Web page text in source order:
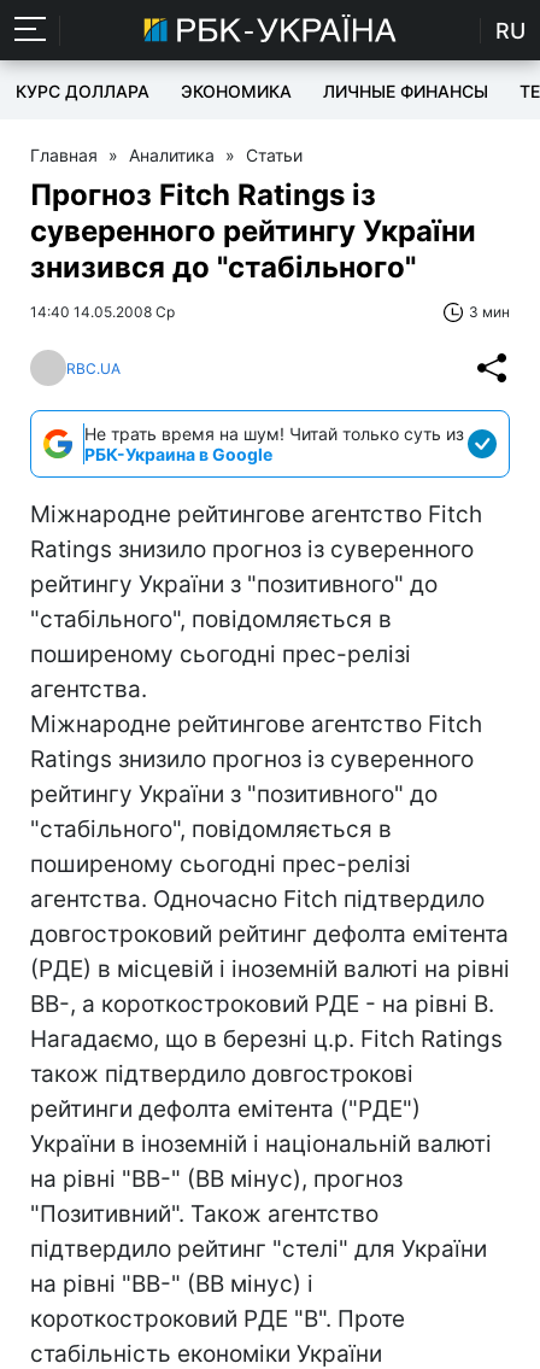
RU
КУРС ДОЛЛАРА ЭКОНОМИКА ЛИЧНЫЕ ФИНАНСЫ
Главная » Аналитика » Статьи
Прогноз Fitch Ratings із
суверенного рейтингу України
знизився до "стабільного"
14:40 14.05.2008 Ср 3 мин
RBC.UA
Не трать время на шум! Читай только суть из
РБК-Украина в Google
Міжнародне рейтингове агентство Fitch
Ratings знизило прогноз із суверенного
рейтингу України з "позитивного" до
"стабільного", повідомляється в
поширеному сьогодні прес-релізі
агентства.
Міжнародне рейтингове агентство Fitch
Ratings знизило прогноз із суверенного
рейтингу України з "позитивного" до
"стабільного", повідомляється в
поширеному сьогодні прес-релізі
агентства. Одночасно Fitch підтвердило
довгостроковий рейтинг дефолта емітента
(РДЕ) в місцевій і іноземній валюті на рівні
BB-, а короткостроковий РДЕ - на рівні B.
Нагадаємо, що в березні ц.р. Fitch Ratings
також підтвердило довгострокові
рейтинги дефолта емітента ("РДЕ")
України в іноземній і національній валюті
на рівні "BB-" (BB мінус), прогноз
"Позитивний". Також агентство
підтвердило рейтинг "стелі" для України
на рівні "BB-" (BB мінус) і
короткостроковий РДЕ "B". Проте
стабільність економіки України